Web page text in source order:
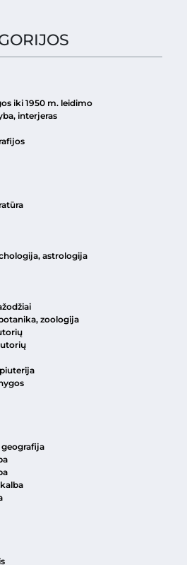
iki 1950 m. leidimo
interjeras
astrologija
zoologija
geografija